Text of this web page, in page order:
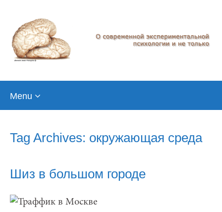
Menu
Tag Archives: окружающая среда
Шиз в большом городе